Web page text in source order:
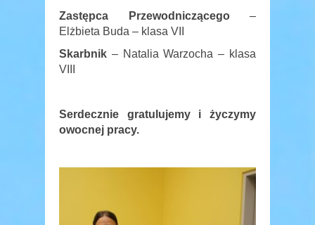
Zastępca Przewodniczącego–
Elżbieta Buda – klasa VII
Skarbnik – Natalia Warzocha – klasa
VIII
Serdecznie gratulujemy i życzymy
owocnej pracy.